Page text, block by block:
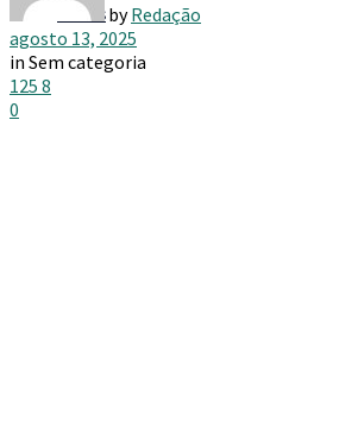
Taxesby Redação
agosto 13, 2025
in Sem categoria
125 8
0